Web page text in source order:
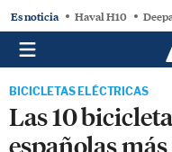
Es noticia Haval H10
BICICLETAS ELÉCTRICAS
Las 10
españolas